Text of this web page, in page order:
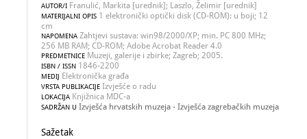
AUTOR/I Franulić, Markita [urednik]; Laszlo, Želimir [urednik]
MATERIJALNI OPIS 1 elektronički optički disk (CD-ROM): u boji; 12
cm
NAPOMENA Zahtjevi sustava: win98/2000/XP; min. PC 800 MHz;
256 MB RAM; CD-ROM; Adobe Acrobat Reader 4.0
PREDMETNICE Muzeji, galerije i zbirke; Zagreb; 2005.
ISBN / ISSN 1846-2200
MEDIJ Elektronička građa
VRSTA PUBLIKACIJE Izvješće o radu
LOKACIJA Knjižnica MDC-a
SADRŽAN U Izvješća hrvatskih muzeja - Izvješća zagrebačkih muzeja
Sažetak